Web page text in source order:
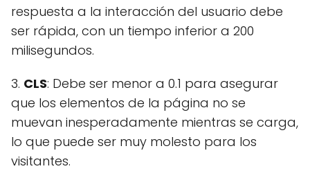
respuesta a la interacción del usuario debe
ser rápida, con un tiempo inferior a 200
milisegundos.
3. CLS: Debe ser menor a 0.1 para asegurar
que los elementos de la página no se
muevan inesperadamente mientras se carga,
lo que puede ser muy molesto para los
visitantes.